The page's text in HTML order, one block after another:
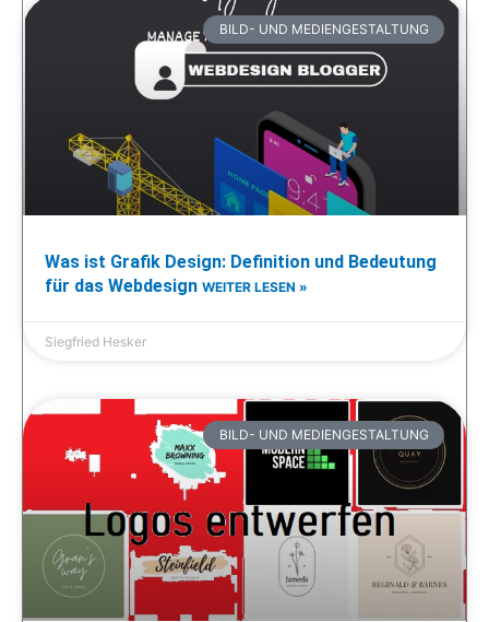
BILD- UND MEDIENGESTALTUNG
Was ist Grafik Design: Definition und Bedeutung
für das Webdesign WEITER LESEN »
Siegfried Hesker
BILD- UND MEDIENGESTALTUNG